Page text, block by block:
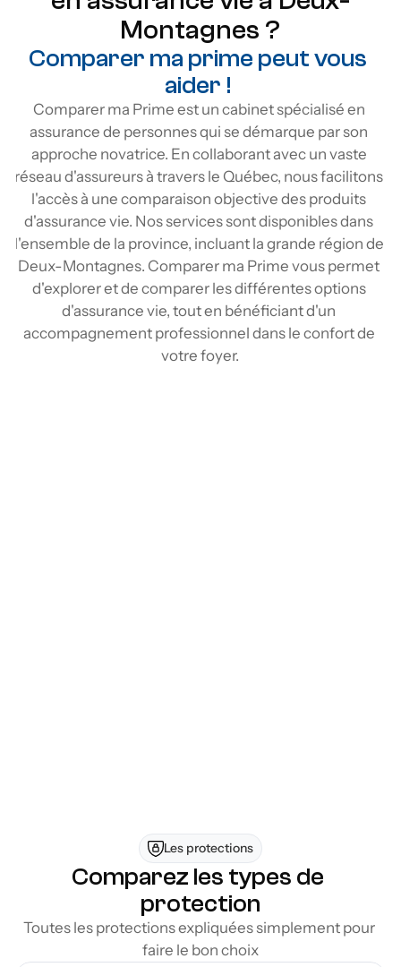
Montagnes ?
Comparer ma prime peut vous
aider !
Comparer ma Prime est un cabinet spécialisé en
assurance de personnes qui se démarque par son
approche novatrice. En collaborant avec un vaste
réseau d'assureurs à travers le Québec, nous facilitons
l'accès à une comparaison objective des produits
d'assurance vie. Nos services sont disponibles dans
l'ensemble de la province, incluant la grande région de
Deux-Montagnes. Comparer ma Prime vous permet
d'explorer et de comparer les différentes options
d'assurance vie, tout en bénéficiant d'un
accompagnement professionnel dans le confort de
votre foyer.
Flexibilité d’une solution sans déplacement
Les protections
Comparez les types de
protection
Toutes les protections expliquées simplement pour
faire le bon choix